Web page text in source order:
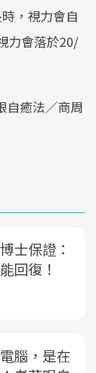
，視力會自
力會落於20/
自癒法／商周
士保證：
回復！
腦，是在